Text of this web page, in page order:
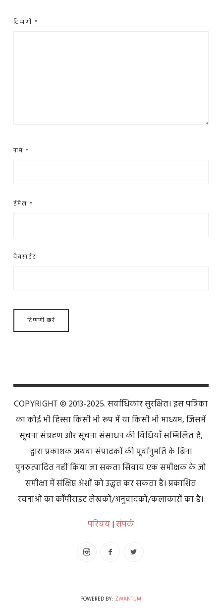
टिप्पणी *
नाम *
ईमेल *
वेबसाईट
COPYRIGHT © 2013-2025. सर्वाधिकार सुरक्षित। इस पत्रिका
का कोई भी हिस्सा किसी भी रूप में या किसी भी माध्यम, जिसमें
सूचना संग्रहण और सूचना संसाधन की विधियाँ सम्मिलित हैं,
द्वारा प्रकाशक अथवा संपादकों की पूर्वानुमति के बिना
पुनरुत्पादित नहीं किया जा सकता सिवाय एक समीक्षक के जो
समीक्षा में संक्षिप्त अंशों को उद्धृत कर सकता है। प्रकाशित
रचनाओं का कॉपीराइट लेखकों/अनुवादकों/कलाकारों का है।
परिचय|संपर्क
POWERED BY: ZWANTUM